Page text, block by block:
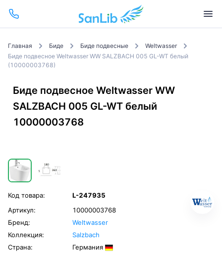
Главная Биде Биде подвесные
Weltwasser
Биде подвесное Weltwasser WW SALZBACH 005 GL-WT белый
(10000003768)
Биде подвесное Weltwasser WW
SALZBACH 005 GL-WT белый
10000003768
Код товара:
L-247935
Артикул:
10000003768
Бренд:
Weltwasser
Коллекция:
Salzbach
Страна:
Германия